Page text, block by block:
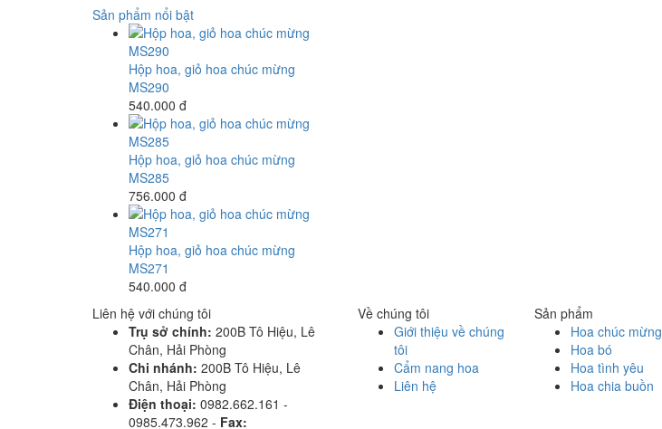
Sản phẩm nổi bật
Hộp hoa, giỏ hoa chúc mừng
MS290
540.000 đ
Hộp hoa, giỏ hoa chúc mừng
MS285
756.000 đ
Hộp hoa, giỏ hoa chúc mừng
MS271
540.000 đ
Liên hệ với chúng tôi
Trụ sở chính: 200B Tô Hiệu, Lê
Chân, Hải Phòng
Chi nhánh: 200B Tô Hiệu, Lê
Chân, Hải Phòng
Điện thoại: 0982.662.161 -
0985.473.962 - Fax:
Về chúng tôi
Giới thiệu về chúng
tôi
Cẩm nang hoa
Liên hệ
Sản phẩm
Hoa chúc mừng
Hoa bó
Hoa tình yêu
Hoa chia buồn